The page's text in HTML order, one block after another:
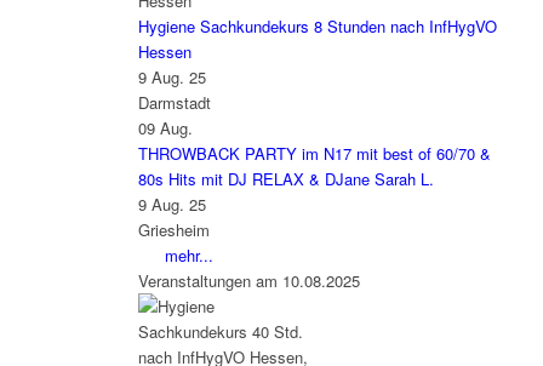
Hygiene Sachkundekurs 8 Stunden nach InfHygVO
Hessen
9 Aug. 25
Darmstadt
09 Aug.
THROWBACK PARTY im N17 mit best of 60/70 &
80s Hits mit DJ RELAX & DJane Sarah L.
9 Aug. 25
Griesheim
mehr...
Veranstaltungen am 10.08.2025